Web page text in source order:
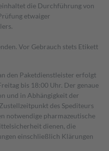
die Durchführung von
etwaiger
Vor Gebrauch stets Etikett
den Paketdienstleister erfolgt
bis 18:00 Uhr. Der genaue
und in Abhängigkeit der
des Spediteurs
notwendige pharmazeutische
dienen, die
einschließlich Klärungen